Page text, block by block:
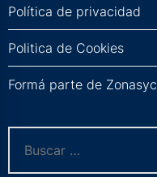
Política de privacidad
Politica de Cookies
Formá parte de Zonasyc